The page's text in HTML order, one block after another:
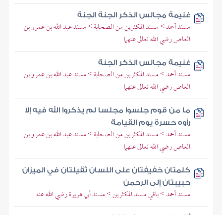
غنيمة مجالس الذكر الجنة الجنة
مسند أحمد > مسند المكثرين من الصحابة > مسند عبد الله بن عمرو بن
العاص رضي الله تعالى عنهما
غنيمة مجالس الذكر الجنة
مسند أحمد > مسند المكثرين من الصحابة > مسند عبد الله بن عمرو بن
العاص رضي الله تعالى عنهما
ما من قوم جلسوا مجلسا لم يذكروا الله فيه إلا
رأوه حسرة يوم القيامة
مسند أحمد > مسند المكثرين من الصحابة > مسند عبد الله بن عمرو بن
العاص رضي الله تعالى عنهما
كلمتان خفيفتان على اللسان ثقيلتان في الميزان
حبيبتان إلى الرحمن
مسند أحمد > باقي مسند المكثرين > مسند أبي هريرة رضي الله عنه